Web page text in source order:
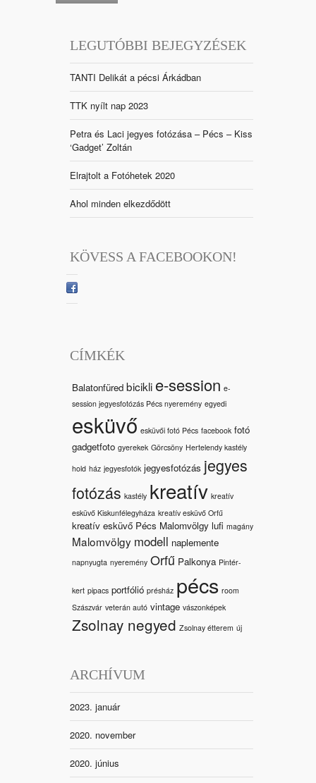
LEGUTÓBBI BEJEGYZÉSEK
TANTI Delikát a pécsi Árkádban
TTK nyílt nap 2023
Petra és Laci jegyes fotózása – Pécs – Kiss
‘Gadget’ Zoltán
Elrajtolt a Fotóhetek 2020
Ahol minden elkezdődött
KÖVESS A FACEBOOKON!
CÍMKÉK
Balatonfüred bicikli e-session e-
session jegyesfotózás Pécs nyeremény egyedi
esküvő esküvői fotó Pécs facebook fotó
gadgetfoto gyerekek Görcsöny Hertelendy kastély
hold ház jegyesfotók jegyesfotózás jegyes
fotózás kastély kreatív kreatív
esküvő Kiskunfélegyháza kreatív esküvő Orfű
kreatív esküvő Pécs Malomvölgy lufi magány
Malomvölgy modell naplemente
napnyugta nyeremény Orfű Palkonya Pintér-
kert pipacs portfólió présház pécs room
Szászvár veterán autó vintage vászonképek
Zsolnay negyed Zsolnay étterem új
ARCHÍVUM
2023. január
2020. november
2020. június